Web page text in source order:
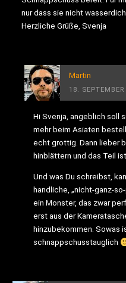
nur dass sie nicht
Herzliche Grüße, Svenja
Martin
18.
Hi Svenja, angeblich soll
mehr beim Asiaten
echt grottig. Dann lieber
hinblättern und das Teil
Und was Du schreibst,
handliche, „nicht-ganz-
ein Monster, das zwar
erst aus der
hinzubekommen. Sowas
schnappschusstauglich